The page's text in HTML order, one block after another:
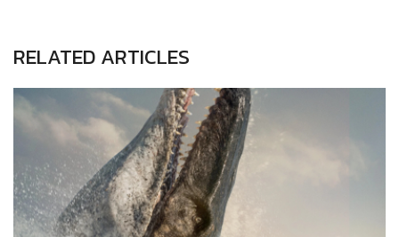
RELATED ARTICLES